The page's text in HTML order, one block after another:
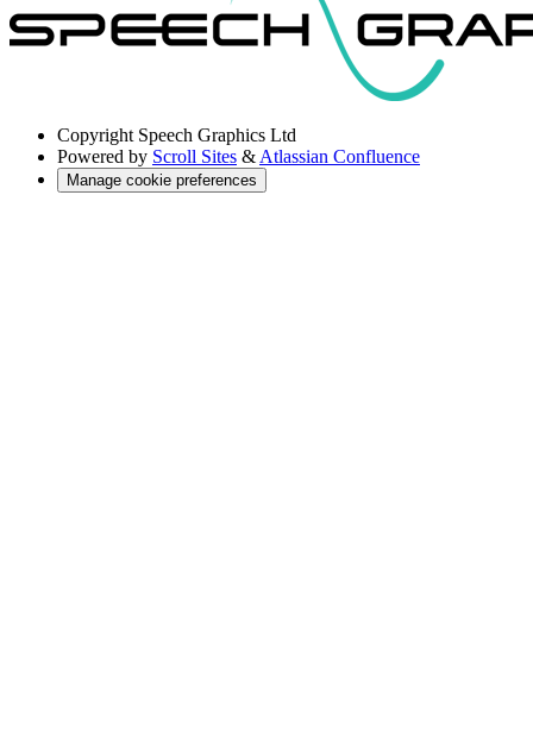
Copyright Speech Graphics Ltd
Powered by Scroll Sites & Atlassian Confluence
Manage cookie preferences